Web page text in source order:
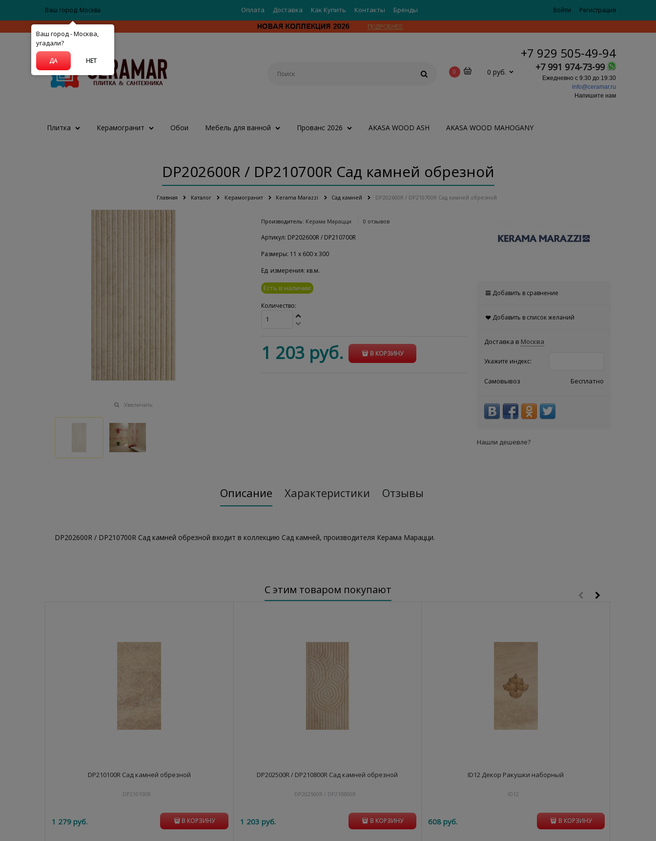
Ваш город: Москва Оплата Доставка Как Купить Контакты Бренды Войти Регистрация
0 0 руб.
+7 929 505-49-94
+7 991 974-73-99
Ежедневно с 9:30 до 19:30
info@ceramar.ru
Напишите нам
Плитка Керамогранит Обои Мебель для ванной Прованс 2026 AKASA WOOD ASH AKASA WOOD MAHOGANY
DP202600R / DP210700R Сад камней обрезной
Главная Каталог Керамогранит Kerama Marazzi Сад камней DP202600R / DP210700R Сад камней обрезной
Увеличить
Производитель: Керама Марацци 0 отзывов
Артикул: DP202600R / DP210700R
Размеры: 11 x 600x300
Ед. измерения: кв.м.
Есть в наличии
Количество:
1 203 руб. В КОРЗИНУ
Добавить в сравнение
Добавить в список желаний
Доставка в Москва
Укажите индекс:
Самовывоз Бесплатно
Нашли дешевле?
Описание Характеристики Отзывы
DP202600R / DP210700R Сад камней обрезной входит в коллекцию Сад камней, производителя Керама Марацци.
С этим товаром покупают
DP210100R Сад камней обрезной
DP210100R
1 279 руб. В КОРЗИНУ
DP202500R / DP210800R Сад камней обрезной
DP202500R / DP210800R
1 203 руб. В КОРЗИНУ
ID12 Декор Ракушки наборный
ID12
608 руб. В КОРЗИНУ
Ваш город - Москва,
угадали?
ДА НЕТ